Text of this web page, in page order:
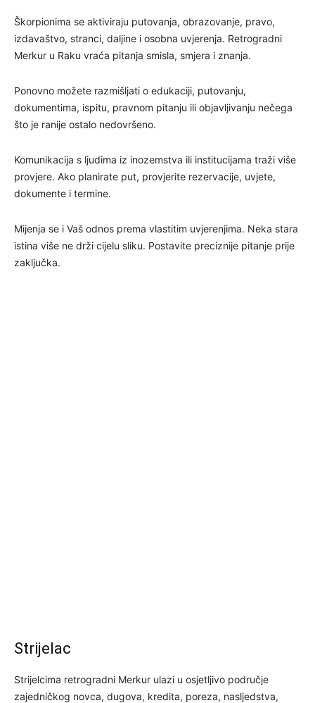
Škorpionima se aktiviraju putovanja, obrazovanje, pravo,
izdavaštvo, stranci, daljine i osobna uvjerenja. Retrogradni
Merkur u Raku vraća pitanja smisla, smjera i znanja.
Ponovno možete razmišljati o edukaciji, putovanju,
dokumentima, ispitu, pravnom pitanju ili objavljivanju nečega
što je ranije ostalo nedovršeno.
Komunikacija s ljudima iz inozemstva ili institucijama traži više
provjere. Ako planirate put, provjerite rezervacije, uvjete,
dokumente i termine.
Mijenja se i Vaš odnos prema vlastitim uvjerenjima. Neka stara
istina više ne drži cijelu sliku. Postavite preciznije pitanje prije
zaključka.
Strijelac
Strijelcima retrogradni Merkur ulazi u osjetljivo područje
zajedničkog novca, dugova, kredita, poreza, nasljedstva,